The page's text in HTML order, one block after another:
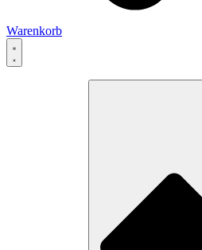
Warenkorb